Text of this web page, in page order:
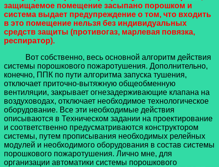
защищаемое помещение засыпано порошком и
система выдает предупреждение о том, что входить
в это помещение нельзя без индивидуальных
средств защиты (противогаз, марлевая повязка,
респиратор).
Вот собственно, весь основной алгоритм действия
системы порошкового пожаротушения. Дополнительно,
конечно, ППК по пути алгоритма запуска тушения,
отключает приточно-вытяжную общеобменную
вентиляции, закрывает огнезадерживающие клапана на
воздуховодах, отключает необходимое технологическое
оборудование. Все эти необходимые действия
описываются в Техническом задании на проектирование
и соответственно предусматриваются конструктором
системы, путем прописывания необходимых релейных
модулей и необходимого оборудования в состав системы
порошкового пожаротушения. Лично мне, для
организации автоматики системы порошкового